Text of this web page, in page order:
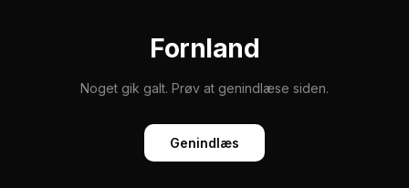
Fornland
Noget gik galt. Prøv at genindlæse siden.
Genindlæs